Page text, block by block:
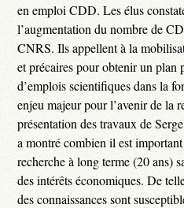
en emploi CDD. Les élus
l’augmentation du nombre de
CNRS. Ils appellent à la
et précaires pour obtenir un plan
d’emplois scientifiques dans la
enjeu majeur pour l’avenir de la
présentation des travaux de
a montré combien il est
recherche à long terme (20 ans)
des intérêts économiques. De
des connaissances sont